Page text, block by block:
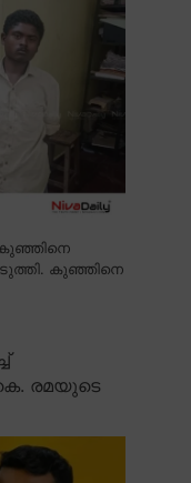
കുഞ്ഞിനെ
രമയുടെ